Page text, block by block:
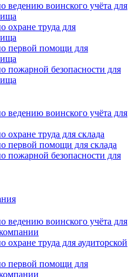
ведению воинского учёта для
охране труда для
первой помощи для
пожарной безопасности для
ведению воинского учёта для
охране труда для склада
первой помощи для склада
пожарной безопасности для
ведению воинского учёта для
охране труда для аудиторской
первой помощи для